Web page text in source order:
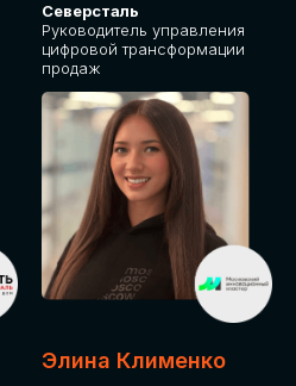
Северсталь
Руководитель управления
цифровой трансформации
продаж
Элина Клименко
GLOBAL
ваши